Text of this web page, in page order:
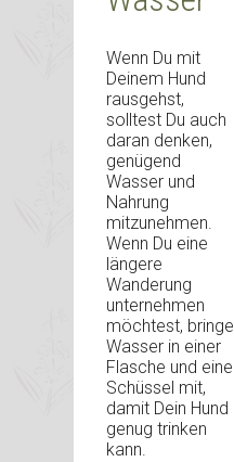
Wenn Du mit
Deinem Hund
rausgehst,
solltest Du auch
daran denken,
genügend
Wasser und
Nahrung
mitzunehmen.
Wenn Du eine
längere
Wanderung
unternehmen
möchtest, bringe
Wasser in einer
Flasche und eine
Schüssel mit,
damit Dein Hund
genug trinken
kann.